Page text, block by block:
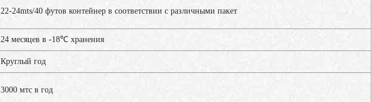
22-24mts/40 футов контейнер в соответствии с различными пакет
24 месяцев в -18℃ хранения
Круглый год
3000 мтс в год